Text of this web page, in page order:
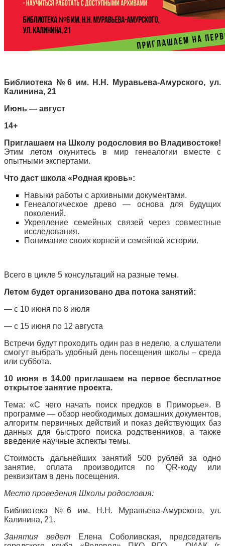
Библиотека №6 им. Н.Н. Муравьева-Амурского, ул.
Калинина, 21
Июнь — август
14+
Приглашаем на Школу родословия во Владивостоке!
Этим летом окунитесь в мир генеалогии вместе с
опытными экспертами.
Что даст школа «Родная кровь»:
Навыки работы с архивными документами.
Генеалогическое древо — основа для будущих
поколений.
Укрепление семейных связей через совместные
исследования.
Понимание своих корней и семейной истории.
Всего в цикле 5 консультаций на разные темы.
Летом будет организовано два потока занятий:
— с 10 июня по 8 июля
— с 15 июня по 12 августа
Встречи будут проходить один раз в неделю, а слушатели
смогут выбрать удобный день посещения школы – среда
или суббота.
10 июня в 14.00 приглашаем на первое бесплатное
открытое занятие проекта.
Тема: «С чего начать поиск предков в Приморье». В
программе — обзор необходимых домашних документов,
алгоритм первичных действий и показ действующих баз
данных для быстрого поиска родственников, а также
введение научные аспекты темы.
Стоимость дальнейших занятий 500 рублей за одно
занятие, оплата производится по QR-коду или
реквизитам в день посещения.
Место проведения Школы родословия:
Библиотека №6 им. Н.Н. Муравьева-Амурского, ул.
Калинина, 21.
Занятия ведетЕлена Соболивская, председатель